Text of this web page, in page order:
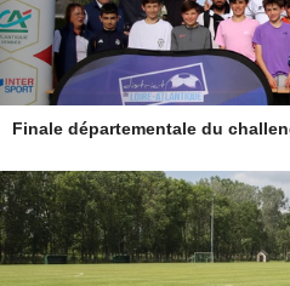
Finale départementale du